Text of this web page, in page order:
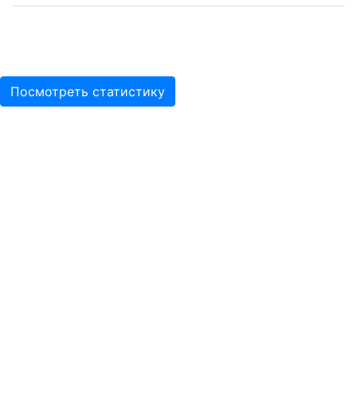
Посмотреть статистику